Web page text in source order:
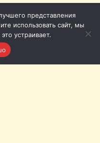
представления
использовать сайт, мы
устраивает.